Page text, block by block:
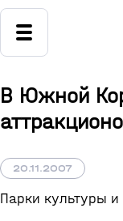
В Южной
20.11.2007
Парки культуры и